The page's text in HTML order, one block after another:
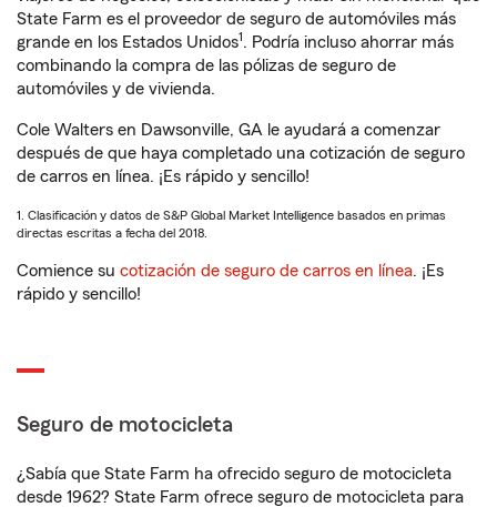
State Farm es el proveedor de seguro de automóviles más
grande en los Estados Unidos1. Podría incluso ahorrar más
combinando la compra de las pólizas de seguro de
automóviles y de vivienda.
Cole Walters en Dawsonville, GA le ayudará a comenzar
después de que haya completado una cotización de seguro
de carros en línea. ¡Es rápido y sencillo!
1. Clasificación y datos de S&P Global Market Intelligence basados en primas
directas escritas a fecha del 2018.
Comience su cotización de seguro de carros en línea. ¡Es
rápido y sencillo!
Seguro de motocicleta
¿Sabía que State Farm ha ofrecido seguro de motocicleta
desde 1962? State Farm ofrece seguro de motocicleta para